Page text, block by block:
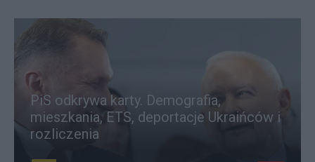
PiS odkrywa karty. Demografia,
mieszkania, ETS, deportacje Ukraińców i
rozliczenia